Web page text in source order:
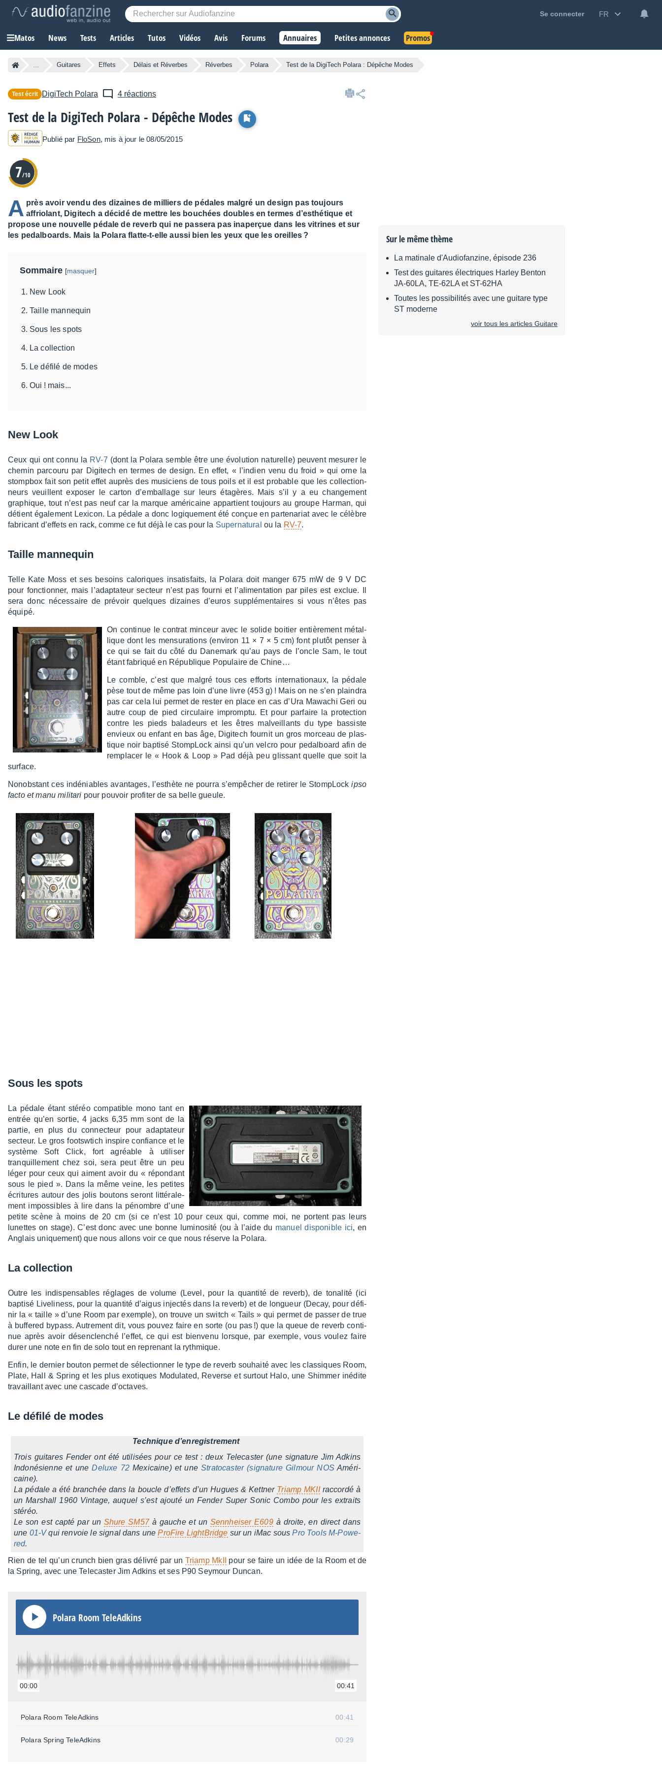
Se connecter FR
Matos News Tests Articles Tutos Vidéos Avis Forums Annuaires Petites annonces Promos
... Guitares Effets Délais et Réverbes Réverbes Polara Test de la DigiTech Polara : Dépêche Modes
Test écrit DigiTech Polara 4 réactions
Test de la DigiTech Polara - Dépêche Modes
Publié par FloSon, mis à jour le 08/05/2015
7/10
A près avoir vendu des dizaines de milliers de pédales malgré un design pas toujours
affriolant, Digitech a décidé de mettre les bouchées doubles en termes d’esthétique et
propose une nouvelle pédale de reverb qui ne passera pas inaperçue dans les vitrines et sur
les pedalboards. Mais la Polara flatte-t-elle aussi bien les yeux que les oreilles ?
Sommaire [masquer]
New Look
Taille mannequin
Sous les spots
La collection
Le défilé de modes
Oui ! mais...
New Look
Ceux qui ont connu la RV-7 (dont la Polara semble être une évolu­tion natu­relle) peuvent mesu­rer le
chemin parcouru par Digi­tech en termes de design. En effet, « l’in­dien venu du froid » qui orne la
stomp­box fait son petit effet auprès des musi­ciens de tous poils et il est probable que les collec­tion­
neurs veuillent expo­ser le carton d’em­bal­lage sur leurs étagères. Mais s’il y a eu chan­ge­ment
graphique, tout n’est pas neuf car la marque améri­caine appar­tient toujours au groupe Harman, qui
détient égale­ment Lexi­con. La pédale a donc logique­ment été conçue en parte­na­riat avec le célèbre
fabri­cant d’ef­fets en rack, comme ce fut déjà le cas pour la Super­na­tu­ral ou la RV-7.
Taille mannequin
Telle Kate Moss et ses besoins calo­riques insa­tis­faits, la Polara doit manger 675 mW de 9 V DC
pour fonc­tion­ner, mais l’adap­ta­teur secteur n’est pas fourni et l’ali­men­ta­tion par piles est exclue. Il
sera donc néces­saire de prévoir quelques dizaines d’eu­ros supplé­men­taires si vous n’êtes pas
équipé.
On conti­nue le contrat minceur avec le solide boitier entiè­re­ment métal­
lique dont les mensu­ra­tions (envi­ron 11 × 7 × 5 cm) font plutôt penser à
ce qui se fait du côté du Dane­mark qu’au pays de l’oncle Sam, le tout
étant fabriqué en Répu­blique Popu­laire de Chine…
Le comble, c’est que malgré tous ces efforts inter­na­tio­naux, la pédale
pèse tout de même pas loin d’une livre (453 g) ! Mais on ne s’en plain­dra
pas car cela lui permet de rester en place en cas d’Ura Mawa­chi Geri ou
autre coup de pied circu­laire impromptu. Et pour parfaire la protec­tion
contre les pieds bala­deurs et les êtres malveillants du type bassiste
envieux ou enfant en bas âge, Digi­tech four­nit un gros morceau de plas­
tique noir baptisé Stom­pLock ainsi qu’un velcro pour pedal­board afin de
rempla­cer le « Hook & Loop » Pad déjà peu glis­sant quelle que soit la
surface.
Nonobs­tant ces indé­niables avan­tages, l’es­thète ne pourra s’em­pê­cher de reti­rer le Stom­pLockipso
facto et manu mili­tari pour pouvoir profi­ter de sa belle gueule.
Sous les spots
La pédale étant stéréo compa­tible mono tant en
entrée qu’en sortie, 4 jacks 6,35 mm sont de la
partie, en plus du connec­teur pour adap­ta­teur
secteur. Le gros footsw­tich inspire confiance et le
système Soft Click, fort agréable à utili­ser
tranquille­ment chez soi, sera peut être un peu
léger pour ceux qui aiment avoir du « répon­dant
sous le pied ». Dans la même veine, les petites
écri­tures autour des jolis boutons seront litté­ra­le­
ment impos­sibles à lire dans la pénombre d’une
petite scène à moins de 20 cm (si ce n’est 10 pour ceux qui, comme moi, ne portent pas leurs
lunettes on stage). C’est donc avec une bonne lumi­no­sité (ou à l’aide du manuel dispo­nible ici, en
Anglais unique­ment) que nous allons voir ce que nous réserve la Polara.
La collec­tion
Outre les indis­pen­sables réglages de volume (Level, pour la quan­tité de reverb), de tona­lité (ici
baptisé Live­li­ness, pour la quan­tité d’ai­gus injec­tés dans la reverb) et de longueur (Decay, pour défi­
nir la « taille » d’une Room par exemple), on trouve un switch « Tails » qui permet de passer de true
à buffe­red bypass. Autre­ment dit, vous pouvez faire en sorte (ou pas !) que la queue de reverb conti­
nue après avoir désen­clen­ché l’ef­fet, ce qui est bien­venu lorsque, par exemple, vous voulez faire
durer une note en fin de solo tout en repre­nant la ryth­mique.
Enfin, le dernier bouton permet de sélec­tion­ner le type de reverb souhaité avec les clas­siques Room,
Plate, Hall & Spring et les plus exotiques Modu­la­ted, Reverse et surtout Halo, une Shim­mer inédite
travaillant avec une cascade d’oc­taves.
Le défilé de modes
Tech­nique d’en­re­gis­tre­ment
Trois guitares Fender ont été utili­sées pour ce test : deux Tele­cas­ter (une signa­ture Jim Adkins
Indo­né­sienne et uneDeluxe 72Mexi­caine) et uneStra­to­cas­ter (signa­ture Gilmour NOSAméri­
caine).
La pédale a été bran­chée dans la boucle d’ef­fets d’un Hugues & Kett­ner Triamp MKIIraccordé à
un Marshall 1960 Vintage, auquel s’est ajouté un Fender Super Sonic Combo pour les extraits
stéréo.
Le son est capté par un Shure SM57à gauche et un Senn­hei­ser E609à droite, en direct dans
une 01-Vqui renvoie le signal dans uneProFire Light­Bridge sur un iMac sousPro Tools M-Powe­
red.
Rien de tel qu’un crunch bien gras déli­vré par un Triamp MkII
pour se faire un idée de la Room et de
la Spring, avec une Tele­cas­ter Jim Adkins et ses P90 Seymour Duncan.
Polara Room TeleAd­kins
00:00 00:41
Polara Room TeleAd­kins 00:41
Polara Spring TeleAd­kins 00:29
Sur le même thème
La matinale d'Audiofanzine, épisode 236
Test des guitares électriques Harley Benton
JA-60LA, TE-62LA et ST-62HA
Toutes les possibilités avec une guitare type
ST moderne
voir tous les articles Guitare